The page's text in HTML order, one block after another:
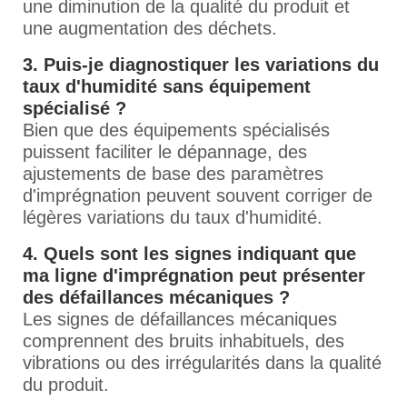
une diminution de la qualité du produit et
une augmentation des déchets.
3. Puis-je diagnostiquer les variations du
taux d'humidité sans équipement
spécialisé ?
Bien que des équipements spécialisés
puissent faciliter le dépannage, des
ajustements de base des paramètres
d'imprégnation peuvent souvent corriger de
légères variations du taux d'humidité.
4. Quels sont les signes indiquant que
ma ligne d'imprégnation peut présenter
des défaillances mécaniques ?
Les signes de défaillances mécaniques
comprennent des bruits inhabituels, des
vibrations ou des irrégularités dans la qualité
du produit.